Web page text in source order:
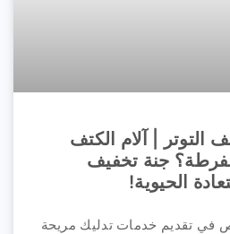
التوتر | آلام الكتف
جنة تخفيف
الحيوية!
في تقديم خدمات تدليك مريحة